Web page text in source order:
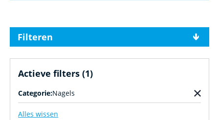
Filteren
Actieve filters (1)
Categorie:Nagels
Alles wissen